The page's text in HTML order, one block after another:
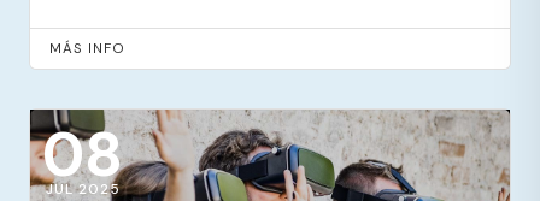
MÁS INFO
08
JUL 2025